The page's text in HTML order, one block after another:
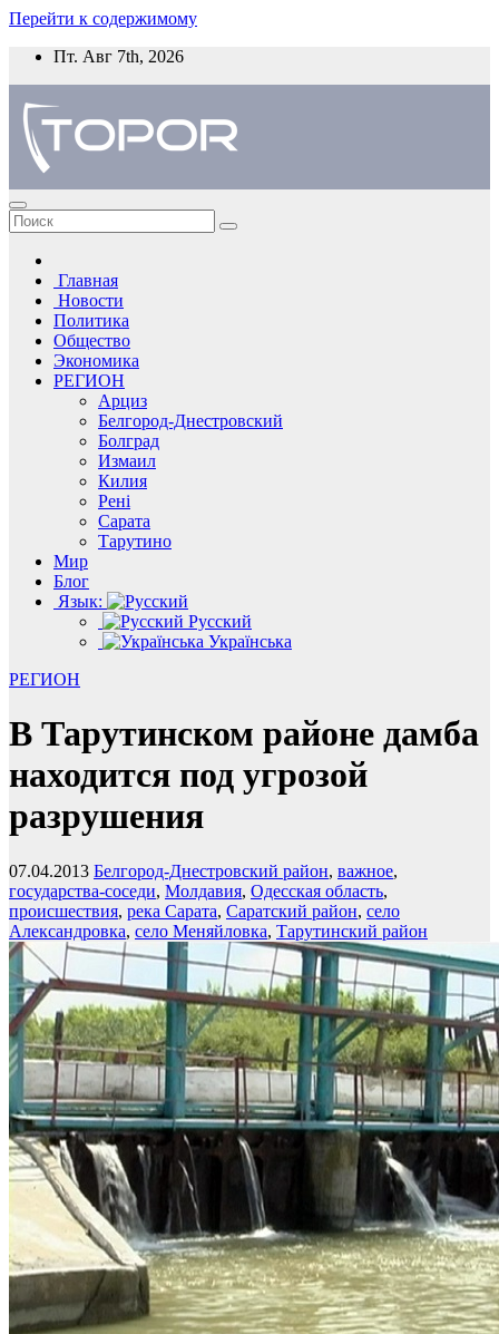
Перейти к содержимому
Пт. Авг 7th, 2026
Главная
Новости
Политика
Общество
Экономика
РЕГИОН
Арциз
Белгород-Днестровский
Болград
Измаил
Килия
Рені
Сарата
Тарутино
Мир
Блог
Язык:
Русский
Українська
РЕГИОН
В Тарутинском районе дамба
находится под угрозой
разрушения
07.04.2013 Белгород-Днестровский район, важное,
государства-соседи, Молдавия, Одесская область,
происшествия, река Сарата, Саратский район, село
Александровка, село Меняйловка, Тарутинский район